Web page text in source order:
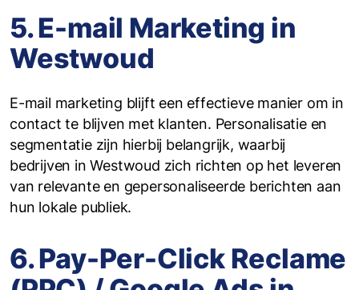
5. E-mail Marketing in
Westwoud
E-mail marketing blijft een effectieve manier om in
contact te blijven met klanten. Personalisatie en
segmentatie zijn hierbij belangrijk, waarbij
bedrijven in Westwoud zich richten op het leveren
van relevante en gepersonaliseerde berichten aan
hun lokale publiek.
6. Pay-Per-Click Reclame